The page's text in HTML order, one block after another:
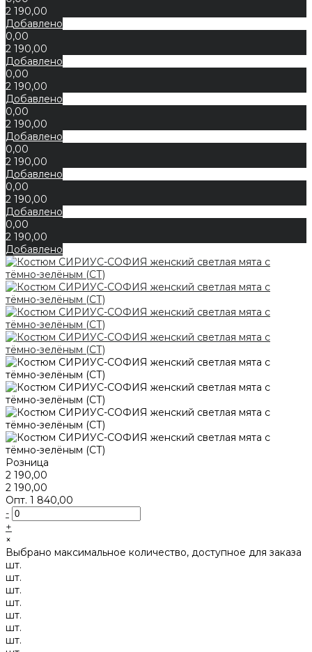
2 190,00
Добавлено
0,00
2 190,00
Добавлено
0,00
2 190,00
Добавлено
0,00
2 190,00
Добавлено
0,00
2 190,00
Добавлено
0,00
2 190,00
Добавлено
0,00
2 190,00
Добавлено
Розница
2 190,00
2 190,00
Опт. 1 840,00
-
+
×
Выбрано максимальное количество, доступное для заказа
шт.
шт.
шт.
шт.
шт.
шт.
шт.